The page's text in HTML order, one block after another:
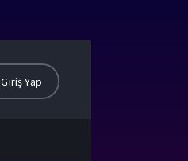
Giriş Yap